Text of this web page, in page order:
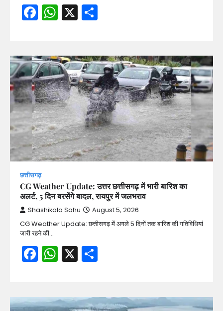
Facebook
WhatsApp
X
छत्तीसगढ़
CG Weather Update: उत्तर छत्तीसगढ़ में भारी बारिश का
अलर्ट, 5 दिन बरसेंगे बादल, रायपुर में जलभराव
Shashikala Sahu August 5, 2026
CG Weather Update: छत्तीसगढ़ में अगले 5 दिनों तक बारिश की गतिविधियां
जारी रहने की…
Facebook
WhatsApp
X